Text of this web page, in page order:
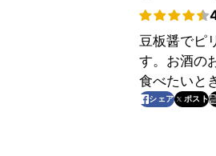
豆板醤でピ
す。お酒の
食べたいと
シェア ポスト